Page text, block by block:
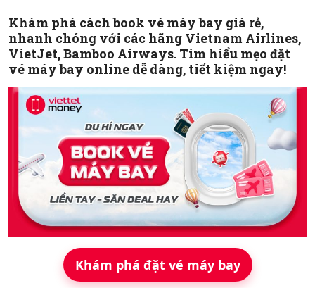
Tin tức
Khuyến mãi
Hỗ trợ
Khám phá cách book vé máy bay giá rẻ,
nhanh chóng với các hãng Vietnam Airlines,
VietJet, Bamboo Airways. Tìm hiểu mẹo đặt
vé máy bay online dễ dàng, tiết kiệm ngay!
Khám phá đặt vé máy bay